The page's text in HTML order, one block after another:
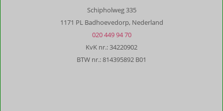
Schipholweg 335
1171 PL Badhoevedorp, Nederland
020 449 94 70
KvK nr.: 34220902
BTW nr.: 814395892 B01